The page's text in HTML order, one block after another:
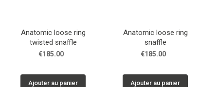
Anatomic loose ring
twisted snaffle
€185.00
Ajouter au panier
Anatomic loose ring
snaffle
€185.00
Ajouter au panier